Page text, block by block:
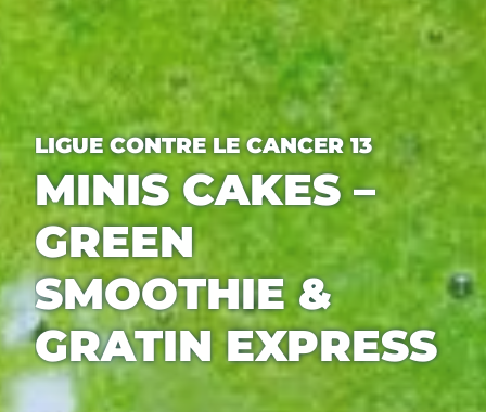
LIGUE CONTRE LE CANCER 13
MINIS CAKES –
GREEN
SMOOTHIE &
GRATIN EXPRESS